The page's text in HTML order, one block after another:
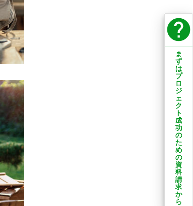
help
ま
ず
は
プ
ロ
ジ
ェ
ク
ト
成
功
の
た
め
の
資
料
請
求
か
ら